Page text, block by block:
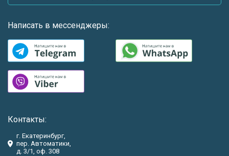
Написать в мессенджеры:
Контакты:
г. Екатеринбург,
пер. Автоматики,
д. 3/1, оф. 308